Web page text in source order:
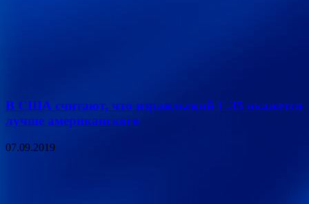
В США считают, что израильский F-35 окажется
лучше американского
07.09.2019